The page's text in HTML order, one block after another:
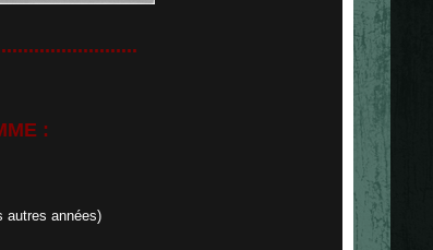
:
autres années)